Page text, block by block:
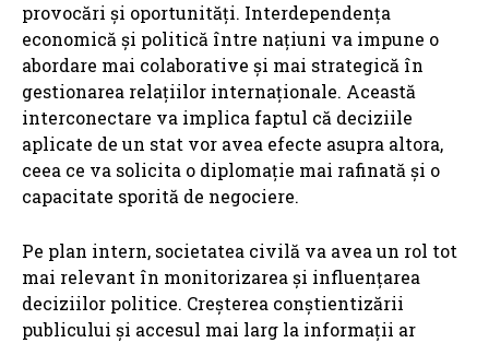
provocări și oportunități. Interdependența
economică și politică între națiuni va impune o
abordare mai colaborative și mai strategică în
gestionarea relațiilor internaționale. Această
interconectare va implica faptul că deciziile
aplicate de un stat vor avea efecte asupra altora,
ceea ce va solicita o diplomație mai rafinată și o
capacitate sporită de negociere.
Pe plan intern, societatea civilă va avea un rol tot
mai relevant în monitorizarea și influențarea
deciziilor politice. Creșterea conștientizării
publicului și accesul mai larg la informații ar